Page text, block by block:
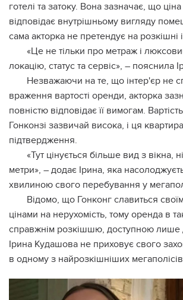
готелі та затоку. Вона зазначає, що
відповідає внутрішньому вигляду
сама акторка не претендує на розкішні
«Це не тільки про метраж і
локацію, статус та сервіс», – пояснила
Незважаючи на те, що інтер'єр не
враження вартості оренди, акторка
повністю відповідає її вимогам.
Гонконзі зазвичай висока, і ця
підтвердження.
«Тут цінується більше вид з вікна,
метри», – додає Ірина, яка
хвилиною свого перебування у
Відомо, що Гонконг славиться
цінами на нерухомість, тому оренда в
справжнім розкішшю, доступною лише
Ірина Кудашова не приховує свого
в одному з найрозкішніших мегаполісів